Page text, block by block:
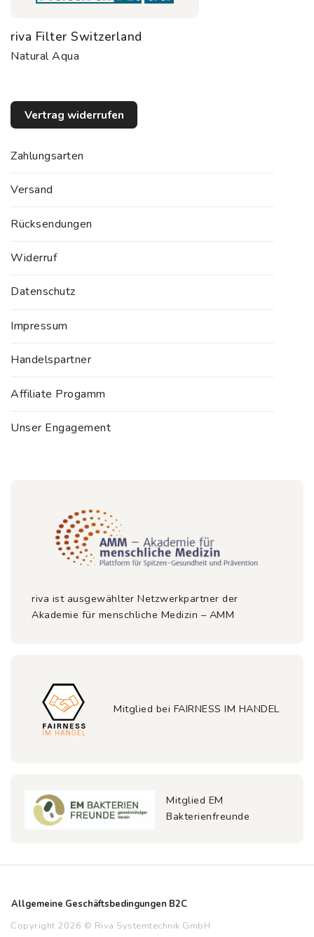
riva Filter Switzerland
Natural Aqua
Vertrag widerrufen
Zahlungsarten
Versand
Rücksendungen
Widerruf
Datenschutz
Impressum
Handelspartner
Affiliate Progamm
Unser Engagement
riva ist ausgewählter Netzwerkpartner der
Akademie für menschliche Medizin – AMM
Mitglied bei FAIRNESS IM HANDEL
Mitglied EM
Bakterienfreunde
Allgemeine Geschäftsbedingungen B2C
Copyright 2026 © Riva Systemtechnik GmbH